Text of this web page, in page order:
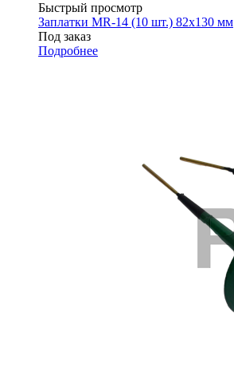
Быстрый просмотр
Заплатки MR-14 (10 шт.) 82х130 мм
Под заказ
Подробнее